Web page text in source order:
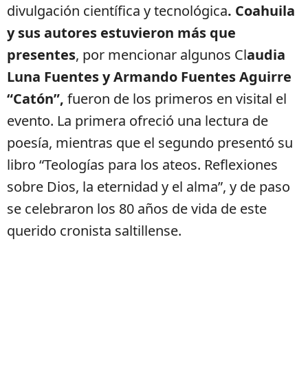
divulgación científica y tecnológica. Coahuila
y sus autores estuvieron más que
presentes, por mencionar algunos Claudia
Luna Fuentes y Armando Fuentes Aguirre
“Catón”, fueron de los primeros en visital el
evento. La primera ofreció una lectura de
poesía, mientras que el segundo presentó su
libro “Teologías para los ateos. Reflexiones
sobre Dios, la eternidad y el alma”, y de paso
se celebraron los 80 años de vida de este
querido cronista saltillense.